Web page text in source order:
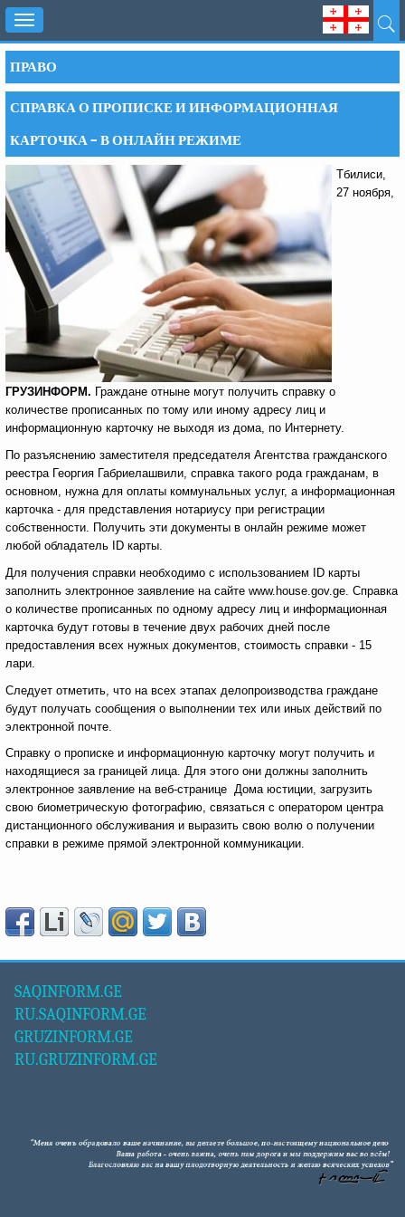
Toggle
navigation
ПРАВО
СПРАВКА О ПРОПИСКЕ И ИНФОРМАЦИОННАЯ
КАРТОЧКА – В ОНЛАЙН РЕЖИМЕ
Тбилиси,
27 ноября,
ГРУЗИНФОРМ. Граждане отныне могут получить справку о
количестве прописанных по тому или иному адресу лиц и
информационную карточку не выходя из дома, по Интернету.
По разъяснению заместителя председателя Агентства гражданского
реестра Георгия Габриелашвили, справка такого рода гражданам, в
основном, нужна для оплаты коммунальных услуг, а информационная
карточка - для представления нотариусу при регистрации
собственности. Получить эти документы в онлайн режиме может
любой обладатель ID карты.
Для получения справки необходимо с использованием ID карты
заполнить электронное заявление на сайте www.house.gov.ge. Справка
о количестве прописанных по одному адресу лиц и информационная
карточка будут готовы в течение двух рабочих дней после
предоставления всех нужных документов, стоимость справки - 15
лари.
Следует отметить, что на всех этапах делопроизводства граждане
будут получать сообщения о выполнении тех или иных действий по
электронной почте.
Справку о прописке и информационную карточку могут получить и
находящиеся за границей лица. Для этого они должны заполнить
электронное заявление на веб-странице Дома юстиции, загрузить
свою биометрическую фотографию, связаться с оператором центра
дистанционного обслуживания и выразить свою волю о получении
справки в режиме прямой электронной коммуникации.
SAQINFORM.GE
RU.SAQINFORM.GE
GRUZINFORM.GE
RU.GRUZINFORM.GE